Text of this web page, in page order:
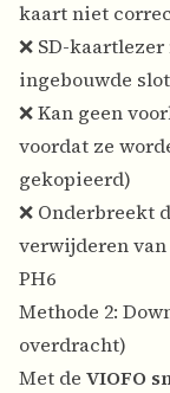
kaart niet
❌ SD-
ingebouwde
❌ Kan geen
voordat ze
gekopieerd)
❌ Onderbreekt
verwijderen
PH6
Methode 2:
overdracht)
Met de VIOFO